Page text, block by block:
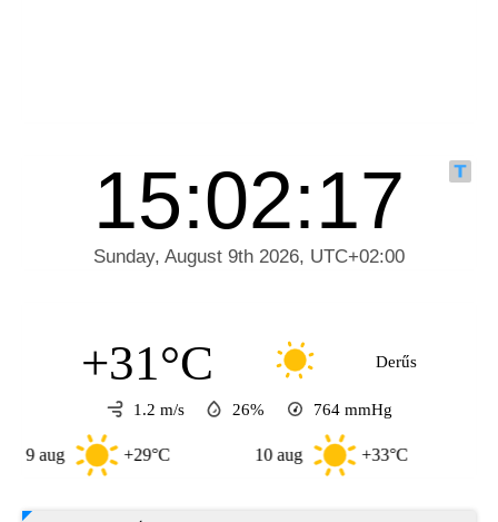
+31°C Derűs
1.2 m/s 26% 764 mmHg
+29°C 10 aug +33°C 11 aug